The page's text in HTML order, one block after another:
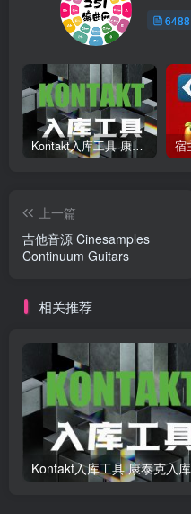
6488
Kontakt入库工具 康泰克入库教程
上一篇
吉他音源 Cinesamples
Continuum Guitars
相关推荐